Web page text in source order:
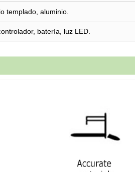
templado, aluminio.
batería, luz LED.